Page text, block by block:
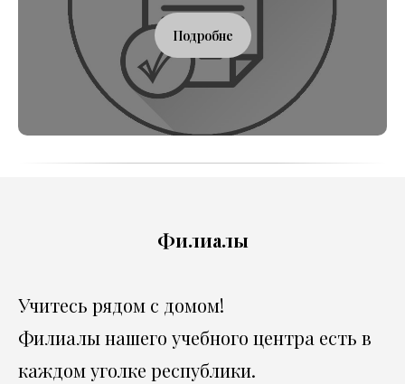
Подробне
Филиалы
Учитесь рядом с домом!
Филиалы нашего учебного центра есть в
каждом уголке республики.